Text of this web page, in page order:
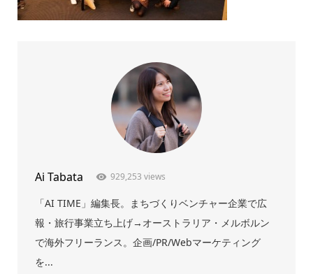
Ai Tabata 929,253 views
「AI TIME」編集長。まちづくりベンチャー企業で広
報・旅行事業立ち上げ→オーストラリア・メルボルン
で海外フリーランス。企画/PR/Webマーケティング
を...